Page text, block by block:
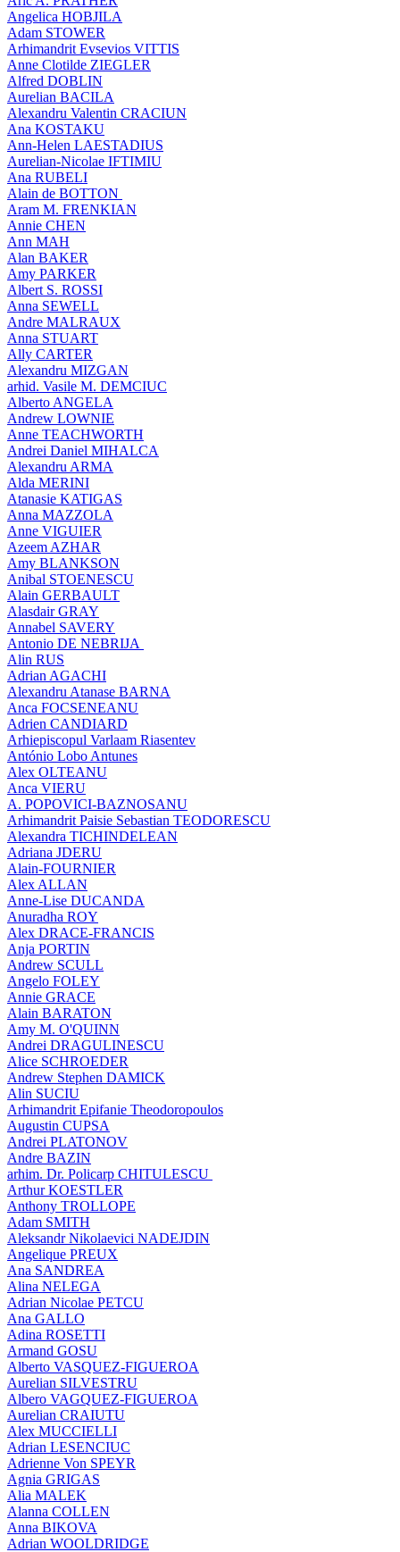
Angelica HOBJILA
Adam STOWER
Arhimandrit Evsevios VITTIS
Anne Clotilde ZIEGLER
Alfred DOBLIN
Aurelian BACILA
Alexandru Valentin CRACIUN
Ana KOSTAKU
Ann-Helen LAESTADIUS
Aurelian-Nicolae IFTIMIU
Ana RUBELI
Alain de BOTTON
Aram Μ. FRENKIAN
Annie CHEN
Ann MAH
Alan BAKER
Amy PARKER
Albert S. ROSSI
Anna SEWELL
Andre MALRAUX
Anna STUART
Ally CARTER
Alexandru MIZGAN
arhid. Vasile M. DEMCIUC
Alberto ANGELA
Andrew LOWNIE
Anne TEACHWORTH
Andrei Daniel MIHALCA
Alexandru ARMA
Alda MERINI
Atanasie KATIGAS
Anna MAZZOLA
Anne VIGUIER
Azeem AZHAR
Amy BLANKSON
Anibal STOENESCU
Alain GERBAULT
Alasdair GRAY
Annabel SAVERY
Antonio DE NEBRIJA
Alin RUS
Adrian AGACHI
Alexandru Atanase BARNA
Anca FOCSENEANU
Adrien CANDIARD
Arhiepiscopul Varlaam Riasentev
António Lobo Antunes
Alex OLTEANU
Anca VIERU
A. POPOVICI-BAZNOSANU
Arhimandrit Paisie Sebastian TEODORESCU
Alexandra TICHINDELEAN
Adriana JDERU
Alain-FOURNIER
Alex ALLAN
Anne-Lise DUCANDA
Anuradha ROY
Alex DRACE-FRANCIS
Anja PORTIN
Andrew SCULL
Angelo FOLEY
Annie GRACE
Alain BARATON
Amy M. O'QUINN
Andrei DRAGULINESCU
Alice SCHROEDER
Andrew Stephen DAMICK
Alin SUCIU
Arhimandrit Epifanie Theodoropoulos
Augustin CUPSA
Andrei PLATONOV
Andre BAZIN
arhim. Dr. Policarp CHITULESCU
Arthur KOESTLER
Anthony TROLLOPE
Adam SMITH
Aleksandr Nikolaevici NADEJDIN
Angelique PREUX
Ana SANDREA
Alina NELEGA
Adrian Nicolae PETCU
Ana GALLO
Adina ROSETTI
Armand GOSU
Alberto VASQUEZ-FIGUEROA
Aurelian SILVESTRU
Albero VAGQUEZ-FIGUEROA
Aurelian CRAIUTU
Alex MUCCIELLI
Adrian LESENCIUC
Adrienne Von SPEYR
Agnia GRIGAS
Alia MALEK
Alanna COLLEN
Anna BIKOVA
Adrian WOOLDRIDGE